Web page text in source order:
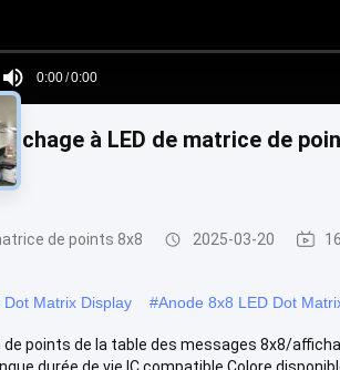
Mute
Time
0:00/0:00
à LED de matrice de
de points 8x8 2025-03-20
Matrix Display #Anode 8x8 LED Dot
points de la table des messages 8x8/
durée de vie IC compatible Colore disponible